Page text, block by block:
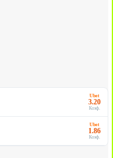
Ubet
3.20
Коэф.
Ubet
1.86
Коэф.